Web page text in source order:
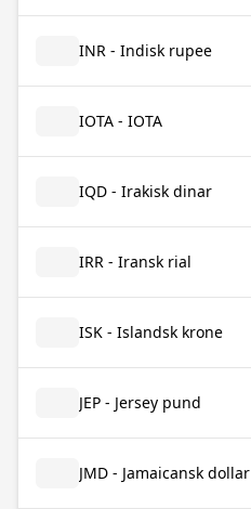
INR - Indisk rupee
IOTA - IOTA
IQD - Irakisk dinar
IRR - Iransk rial
ISK - Islandsk krone
JEP - Jersey pund
JMD - Jamaicansk dollar